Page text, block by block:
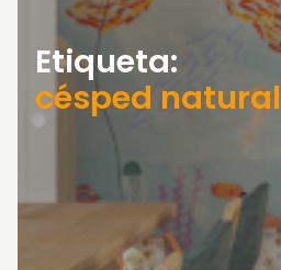
Etiqueta:
césped natural